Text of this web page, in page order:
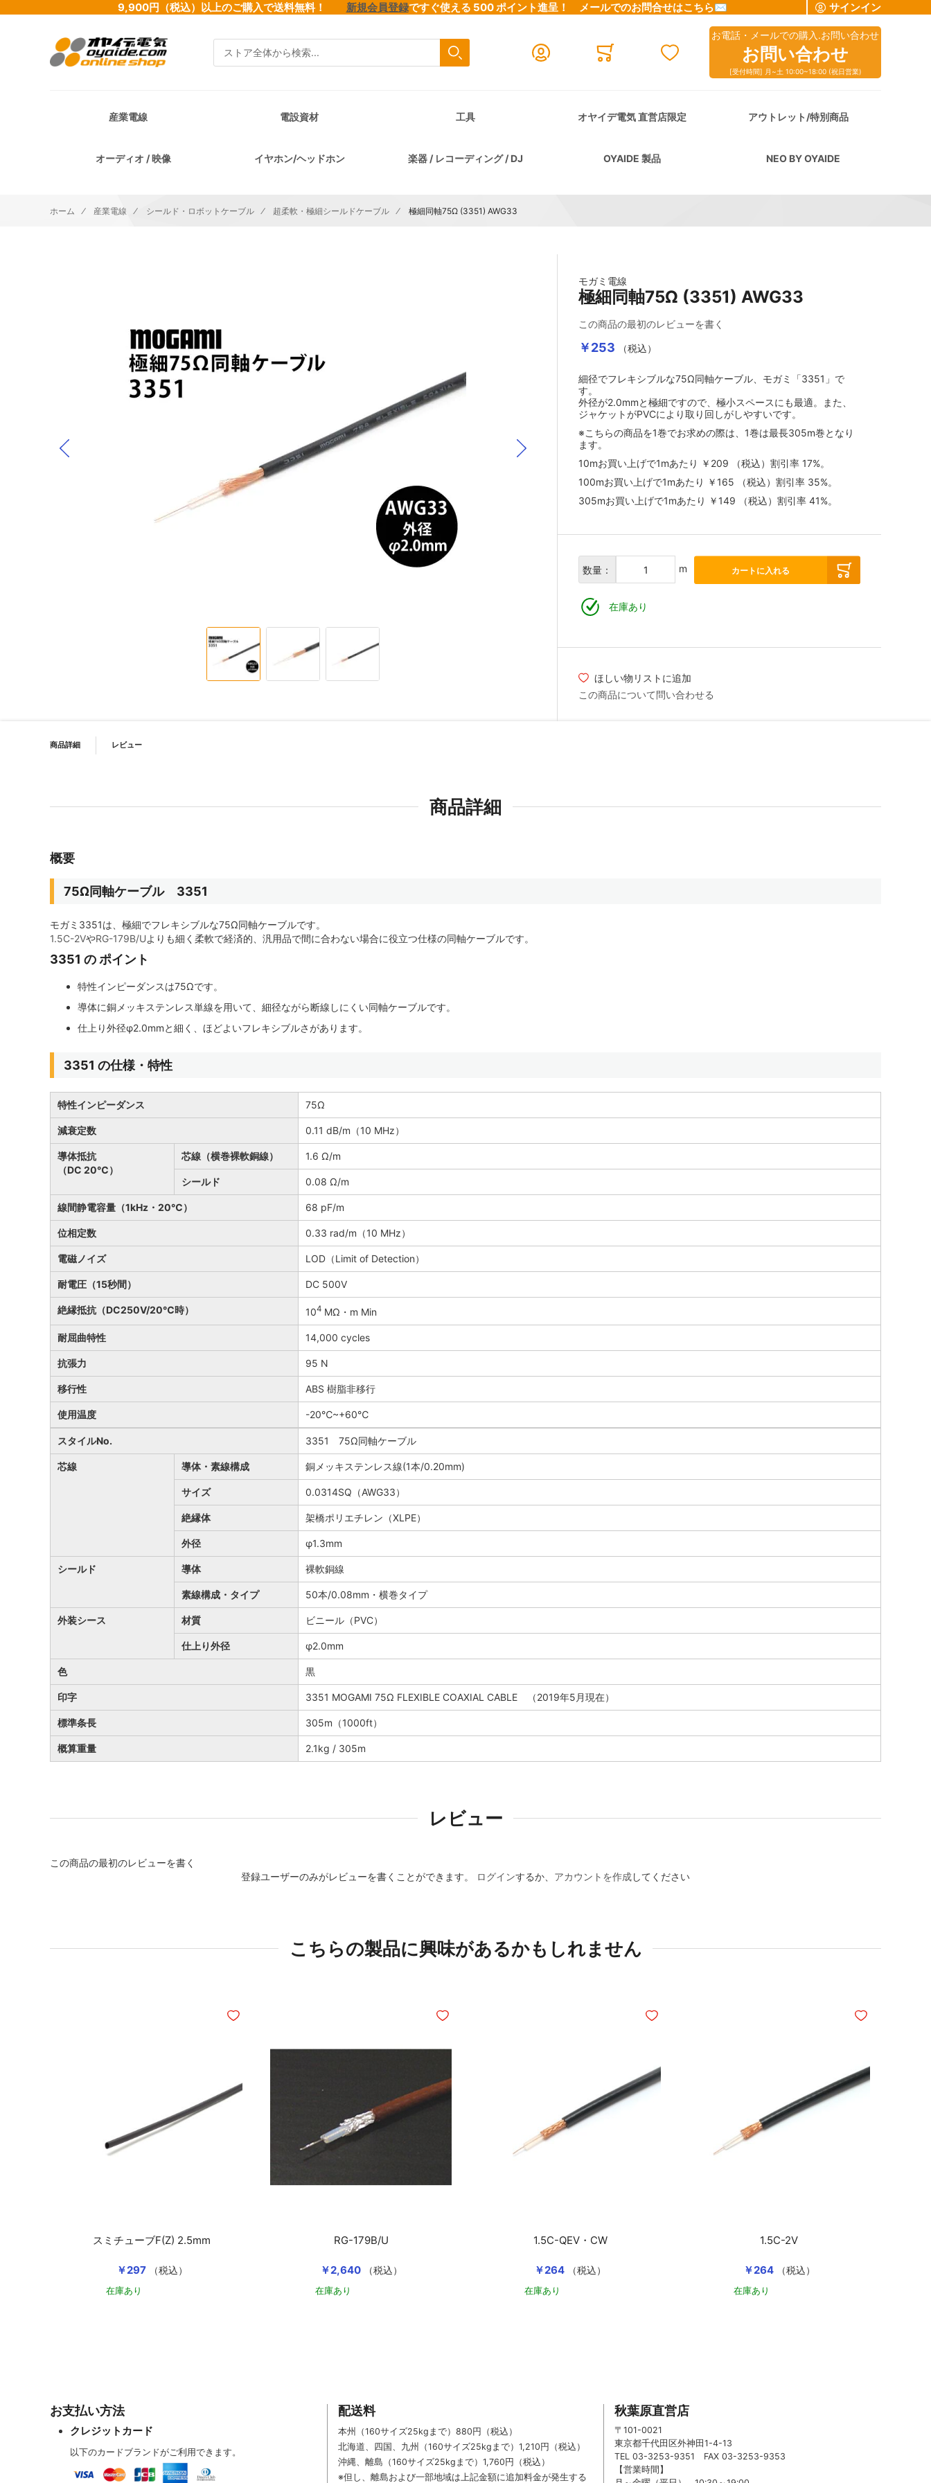
9,900円（税込）以上のご購入で送料無料！ 新規会員登録ですぐ使える 500 ポイント進呈！ メールでのお問合せはこちら✉ サインイン
検索
Close search
検索
お電話・メールでの購入.お問い合わせ
お問い合わせ
[受付時間] 月~土 10:00~18:00 (祝日営業)
産業電線 電設資材 工具 オヤイデ電気 直営店限定 アウトレット/特別商品
オーディオ / 映像 イヤホン/ヘッドホン 楽器 / レコーディング / DJ OYAIDE 製品 NEO BY OYAIDE
ホーム 産業電線 シールド・ロボットケーブル 超柔軟・極細シールドケーブル 極細同軸75Ω (3351) AWG33
モガミ電線
極細同軸75Ω (3351) AWG33
この商品の最初のレビューを書く
￥253 （税込）
細径でフレキシブルな75Ω同軸ケーブル、モガミ「3351」で
す。
外径が2.0mmと極細ですので、極小スペースにも最適。また、
ジャケットがPVCにより取り回しがしやすいです。
※こちらの商品を1巻でお求めの際は、1巻は最長305m巻となり
ます。
10mお買い上げで1mあたり ￥209 （税込） 割引率 17%。
100mお買い上げで1mあたり ￥165 （税込） 割引率 35%。
305mお買い上げで1mあたり ￥149 （税込） 割引率 41%。
数量： m カートに入れる
在庫あり
ほしい物リストに追加
この商品について問い合わせる
商品詳細 レビュー
商品詳細
概要
75Ω同軸ケーブル 3351
モガミ3351は、極細でフレキシブルな75Ω同軸ケーブルです。
1.5C-2VやRG-179B/Uよりも細く柔軟で経済的、汎用品で間に合わない場合に役立つ仕様の同軸ケーブルです。
3351 の ポイント
特性インピーダンスは75Ωです。
導体に銅メッキステンレス単線を用いて、細径ながら断線しにくい同軸ケーブルです。
仕上り外径φ2.0mmと細く、ほどよいフレキシブルさがあります。
3351 の仕様・特性
特性インピーダンス 75Ω
減衰定数 0.11 dB/m（10 MHz）
導体抵抗
（DC 20℃）
芯線（横巻裸軟銅線） 1.6 Ω/m
シールド 0.08 Ω/m
線間静電容量（1kHz・20℃） 68 pF/m
位相定数 0.33 rad/m（10 MHz）
電磁ノイズ LOD（Limit of Detection）
耐電圧（15秒間） DC 500V
絶縁抵抗（DC250V/20℃時） 104 MΩ・m Min
耐屈曲特性 14,000 cycles
抗張力 95 N
移行性 ABS 樹脂非移行
使用温度 -20℃~+60℃
スタイルNo. 3351 75Ω同軸ケーブル
芯線 導体・素線構成 銅メッキステンレス線(1本/0.20mm)
サイズ 0.0314SQ（AWG33）
絶縁体 架橋ポリエチレン（XLPE）
外径 φ1.3mm
シールド 導体 裸軟銅線
素線構成・タイプ 50本/0.08mm・横巻タイプ
外装シース 材質 ビニール（PVC）
仕上り外径 φ2.0mm
色 黒
印字 3351 MOGAMI 75Ω FLEXIBLE COAXIAL CABLE （2019年5月現在）
標準条長 305m（1000ft）
概算重量 2.1kg / 305m
レビュー
この商品の最初のレビューを書く
登録ユーザーのみがレビューを書くことができます。
ログインするか、 アカウントを作成してください
こちらの製品に興味があるかもしれません
￥297 （税込）
スミチューブF(Z) 2.5mm
在庫あり
ほしいものリストに追加
￥2,640 （税込）
RG-179B/U
在庫あり
ほしいものリストに追加
￥264 （税込）
1.5C-QEV・CW
在庫あり
ほしいものリストに追加
￥264 （税込）
1.5C-2V
在庫あり
ほしいものリスト
お支払い方法
クレジットカード
以下のカードブランドがご利用できます。
配送料
本州（160サイズ25kgまで）880円（税込）
北海道、四国、九州
（160サイズ25kgまで） 1,210円（税込）
沖縄、離島 （160サイズ25kgまで） 1,760円（税込）
※但し、離島および一部地域は上記金額に追加料金が発生する
秋葉原直営店
〒101-0021
東京都千代田区外神田1-4-13
TEL 03-3253-9351 FAX 03-3253-9353
【営業時間】